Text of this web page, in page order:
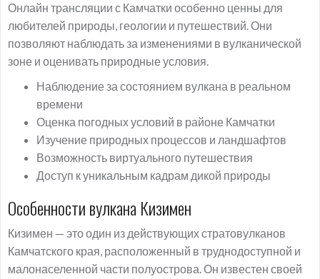
Онлайн трансляции с Камчатки особенно ценны для
любителей природы, геологии и путешествий. Они
позволяют наблюдать за изменениями в вулканической
зоне и оценивать природные условия.
Наблюдение за состоянием вулкана в реальном
времени
Оценка погодных условий в районе Камчатки
Изучение природных процессов и ландшафтов
Возможность виртуального путешествия
Доступ к уникальным кадрам дикой природы
Особенности вулкана Кизимен
Кизимен — это один из действующих стратовулканов
Камчатского края, расположенный в труднодоступной и
малонаселенной части полуострова. Он известен своей